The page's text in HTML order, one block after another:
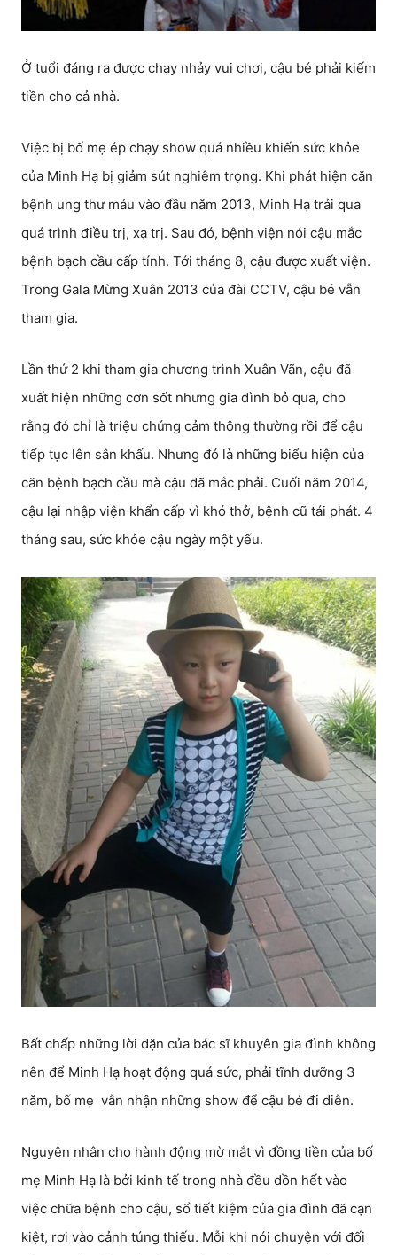
Ở tuổi đáng ra được chạy nhảy vui chơi, cậu bé phải kiếm
tiền cho cả nhà.
Việc bị bố mẹ ép chạy show quá nhiều khiến sức khỏe
của Minh Hạ bị giảm sút nghiêm trọng. Khi phát hiện căn
bệnh ung thư máu vào đầu năm 2013, Minh Hạ trải qua
quá trình điều trị, xạ trị. Sau đó, bệnh viện nói cậu mắc
bệnh bạch cầu cấp tính. Tới tháng 8, cậu được xuất viện.
Trong Gala Mừng Xuân 2013 của đài CCTV, cậu bé vẫn
tham gia.
Lần thứ 2 khi tham gia chương trình Xuân Vãn, cậu đã
xuất hiện những cơn sốt nhưng gia đình bỏ qua, cho
rằng đó chỉ là triệu chứng cảm thông thường rồi để cậu
tiếp tục lên sân khấu. Nhưng đó là những biểu hiện của
căn bệnh bạch cầu mà cậu đã mắc phải. Cuối năm 2014,
cậu lại nhập viện khẩn cấp vì khó thở, bệnh cũ tái phát. 4
tháng sau, sức khỏe cậu ngày một yếu.
Bất chấp những lời dặn của bác sĩ khuyên gia đình không
nên để Minh Hạ hoạt động quá sức, phải tĩnh dưỡng 3
năm, bố mẹ vẫn nhận những show để cậu bé đi diễn.
Nguyên nhân cho hành động mờ mắt vì đồng tiền của bố
mẹ Minh Hạ là bởi kinh tế trong nhà đều dồn hết vào
việc chữa bệnh cho cậu, sổ tiết kiệm của gia đình đã cạn
kiệt, rơi vào cảnh túng thiếu. Mỗi khi nói chuyện với đối